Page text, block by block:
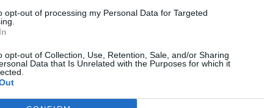
opt-out of processing my Personal Data for Targeted
opt-out of Collection, Use, Retention, Sale, and/or Sharing
Data that Is Unrelated with the Purposes for which it
τη
και
Άγκυρα: Πώς είδε η
Αθήνα τη συνάντηση